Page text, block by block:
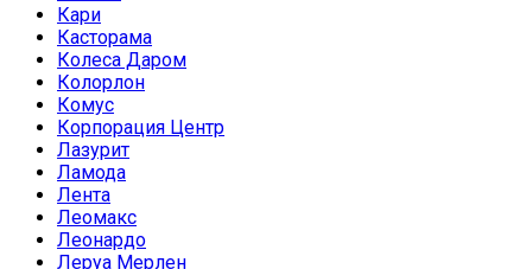
Кари
Касторама
Колеса Даром
Колорлон
Комус
Корпорация Центр
Лазурит
Ламода
Лента
Леомакс
Леонардо
Леруа Мерлен